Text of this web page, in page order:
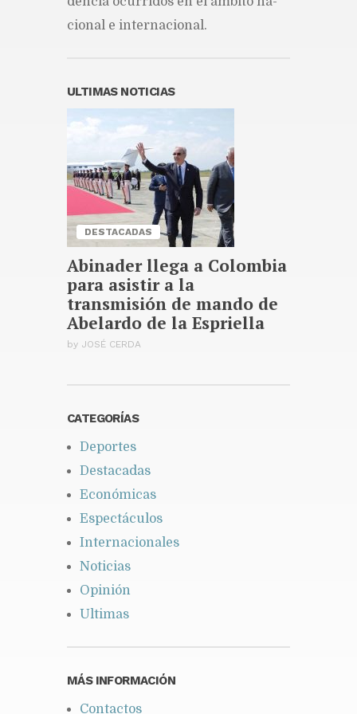
Publicado hace 4 horas
El nuevo video de Ariana
Publicado hace 4 horas
recibirá el domingo concierto
“Qué viva la Patria”
Publicado hace 4 horas
cio­nal e in­ter­na­cio­nal.
ULTIMAS NOTICIAS
DESTACADAS
Abinader llega a Colombia
para asistir a la
transmisión de mando de
Abelardo de la Espriella
by JOSÉ CERDA
CATEGORÍAS
Deportes
Destacadas
Económicas
Espectáculos
Internacionales
Noticias
Opinión
Ultimas
MÁS INFORMACIÓN
Contactos